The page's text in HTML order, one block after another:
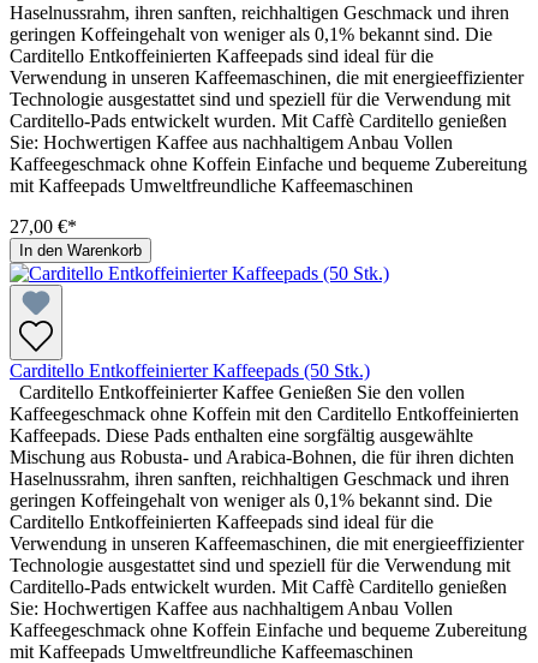
Haselnussrahm, ihren sanften, reichhaltigen Geschmack und ihren
geringen Koffeingehalt von weniger als 0,1% bekannt sind. Die
Carditello Entkoffeinierten Kaffeepads sind ideal für die
Verwendung in unseren Kaffeemaschinen, die mit energieeffizienter
Technologie ausgestattet sind und speziell für die Verwendung mit
Carditello-Pads entwickelt wurden. Mit Caffè Carditello genießen
Sie: Hochwertigen Kaffee aus nachhaltigem Anbau Vollen
Kaffeegeschmack ohne Koffein Einfache und bequeme Zubereitung
mit Kaffeepads Umweltfreundliche Kaffeemaschinen
27,00 €*
In den Warenkorb
Carditello Entkoffeinierter Kaffeepads (50 Stk.)
Carditello Entkoffeinierter Kaffee Genießen Sie den vollen
Kaffeegeschmack ohne Koffein mit den Carditello Entkoffeinierten
Kaffeepads. Diese Pads enthalten eine sorgfältig ausgewählte
Mischung aus Robusta- und Arabica-Bohnen, die für ihren dichten
Haselnussrahm, ihren sanften, reichhaltigen Geschmack und ihren
geringen Koffeingehalt von weniger als 0,1% bekannt sind. Die
Carditello Entkoffeinierten Kaffeepads sind ideal für die
Verwendung in unseren Kaffeemaschinen, die mit energieeffizienter
Technologie ausgestattet sind und speziell für die Verwendung mit
Carditello-Pads entwickelt wurden. Mit Caffè Carditello genießen
Sie: Hochwertigen Kaffee aus nachhaltigem Anbau Vollen
Kaffeegeschmack ohne Koffein Einfache und bequeme Zubereitung
mit Kaffeepads Umweltfreundliche Kaffeemaschinen